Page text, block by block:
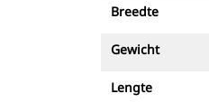
Breedte
Gewicht
Lengte